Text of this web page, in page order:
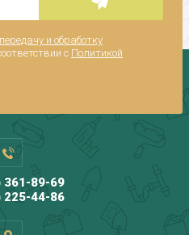
и обработку
с Политикой
361-89-69
225-44-86
Privacy notice